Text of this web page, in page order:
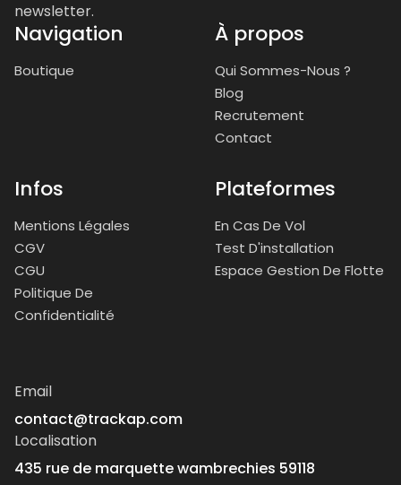
newsletter.
Navigation
Boutique
À propos
Qui Sommes-Nous ?
Blog
Recrutement
Contact
Infos
Mentions Légales
CGV
CGU
Politique De
Confidentialité
Plateformes
En Cas De Vol
Test D'installation
Espace Gestion De Flotte
Email
contact@trackap.com
Localisation
435 rue de marquette wambrechies 59118